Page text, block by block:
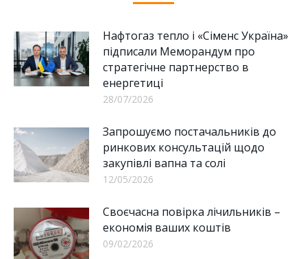
Нафтогаз тепло і «Сіменс Україна»
підписали Меморандум про
стратегічне партнерство в
енергетиці
28/07/2026
Запрошуємо постачальників до
ринкових консультацій щодо
закупівлі вапна та солі
12/05/2026
Своєчасна повірка лічильників –
економія ваших коштів
09/02/2026